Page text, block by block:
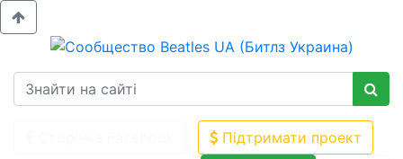
Підтримати проект